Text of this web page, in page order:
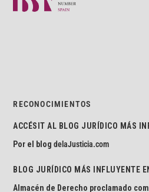
RECONOCIMIENTOS
ACCÉSIT AL BLOG JURÍDICO MÁS
Por el blogdelaJusticia.com
BLOG JURÍDICO MÁS INFLUYENTE
Almacén de Derecho proclamado